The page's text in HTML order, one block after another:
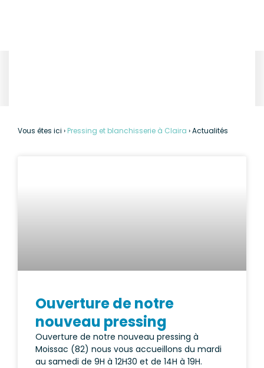
Vous êtes ici › Pressing et blanchisserie à Claira ›Actualités
Ouverture de notre
nouveau pressing
Ouverture de notre nouveau pressing à
Moissac (82) nous vous accueillons du mardi
au samedi de 9H à 12H30 et de 14H à 19H.